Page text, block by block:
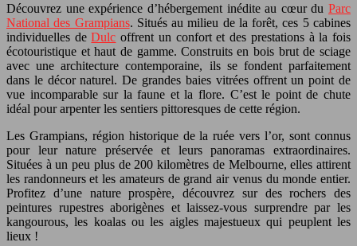
Découvrez une expérience d’hébergement inédite au cœur du Parc
National des Grampians. Situés au milieu de la forêt, ces 5 cabines
individuelles deDulc offrent un confort et des prestations à la fois
écotouristique et haut de gamme. Construits en bois brut de sciage
avec une architecture contemporaine, ils se fondent parfaitement
dans le décor naturel. De grandes baies vitrées offrent un point de
vue incomparable sur la faune et la flore. C’est le point de chute
idéal pour arpenter les sentiers pittoresques de cette région.
Les Grampians, région historique de la ruée vers l’or, sont connus
pour leur nature préservée et leurs panoramas extraordinaires.
Situées à un peu plus de 200 kilomètres de Melbourne, elles attirent
les randonneurs et les amateurs de grand air venus du monde entier.
Profitez d’une nature prospère, découvrez sur des rochers des
peintures rupestres aborigènes et laissez-vous surprendre par les
kangourous, les koalas ou les aigles majestueux qui peuplent les
lieux !